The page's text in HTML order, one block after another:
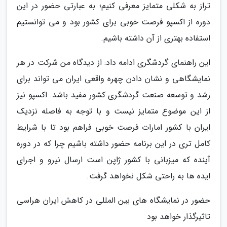
تراز به شکلی متمایز معرفی کنیم؛ به عبارتی حضور در این
دوره از اکسپو فرصت خوبی برای کشور بود و می توانستیم
استفاده بهتری از آن داشته باشیم.
این راهنمای گردشگری ادامه داد: از دیدگاه من شرکت در هر
نمایشگاهی و نشان دادن چهره واقعی ایران می تواند برای
رشد و توسعه صنعت گردشگری کشور مفید باشد. اکسپو نیز
از این موضوع متمایز نیست و با توجه به فاصله نزدیک
ایران با کشور امارات فرصت خوبی فراهم بود تا با شرایط
کامل تری در این برنامه حضور داشته باشیم چرا که در دوره
آینده که میزبانی با کشور ژاپن است ارسال نیرو و اجرای
ایده ها به راحتی شکل نخواهد گرفت.
حضور در نمایشگاه های بین المللی در کاهش ایران هراسی
تاثیرگذار خواهد بود